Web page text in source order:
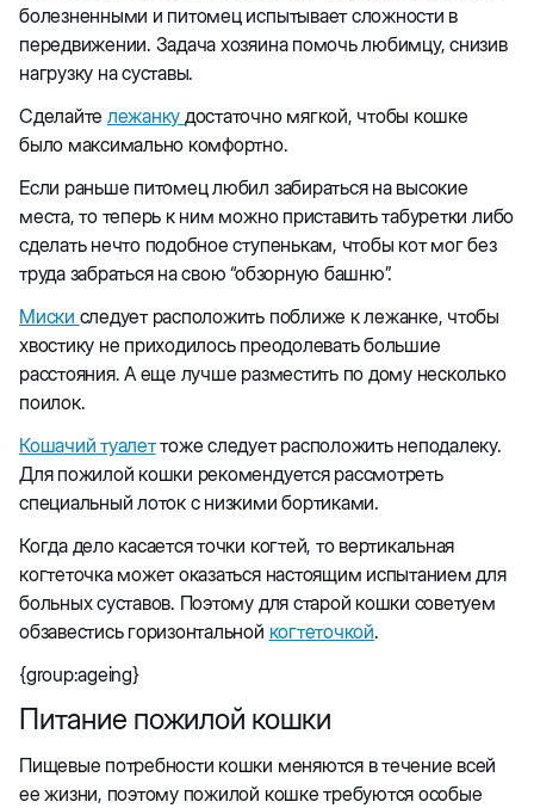
болезненными и питомец испытывает сложности в
передвижении. Задача хозяина помочь любимцу, снизив
нагрузку на суставы.
Сделайте лежанку достаточно мягкой, чтобы кошке
было максимально комфортно.
Если раньше питомец любил забираться на высокие
места, то теперь к ним можно приставить табуретки либо
сделать нечто подобное ступенькам, чтобы кот мог без
труда забраться на свою “обзорную башню”.
Миски следует расположить поближе к лежанке, чтобы
хвостику не приходилось преодолевать большие
расстояния. А еще лучше разместить по дому несколько
поилок.
Кошачий туалеттоже следует расположить неподалеку.
Для пожилой кошки рекомендуется рассмотреть
специальный лоток с низкими бортиками.
Когда дело касается точки когтей, то вертикальная
когтеточка может оказаться настоящим испытанием для
больных суставов. Поэтому для старой кошки советуем
обзавестись горизонтальной когтеточкой.
{group:ageing}
Питание пожилой кошки
Пищевые потребности кошки меняются в течение всей
ее жизни, поэтому пожилой кошке требуются особые